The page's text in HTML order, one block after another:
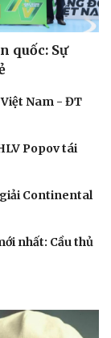
quốc: Sự
Nam - ĐT
Popov tái
Continental
nhất: Cầu thủ